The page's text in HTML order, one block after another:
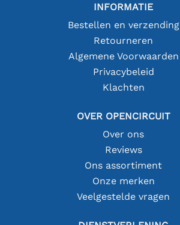
INFORMATIE
Bestellen en verzending
Retourneren
Algemene Voorwaarden
Privacybeleid
Klachten
OVER OPENCIRCUIT
Over ons
Reviews
Ons assortiment
Onze merken
Veelgestelde vragen